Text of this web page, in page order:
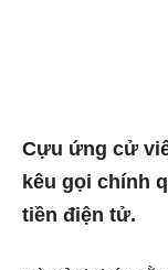
Cựu ứng cử
kêu gọi chính
tiền điện tử.